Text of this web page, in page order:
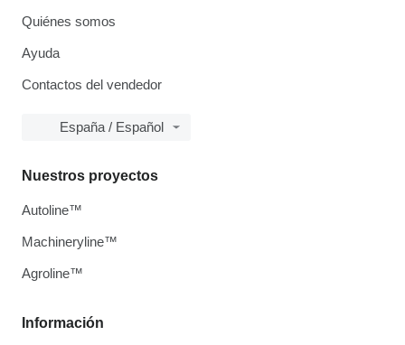
Quiénes somos
Ayuda
Contactos del vendedor
España / Español
Información
Nuestros proyectos
Autoline™
Machineryline™
Agroline™